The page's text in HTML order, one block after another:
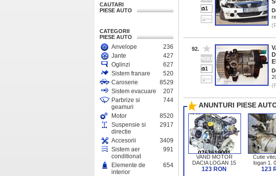
CAUTARI
PIESE AUTO
CATEGORII
PIESE AUTO
Anvelope
236
Jante
427
Oglinzi
627
Sistem franare
520
Caroserie
8529
Sistem evacuare
207
Parbrize si
geamuri
744
Motor
8520
Suspensie si
directie
2917
Accesorii
3409
Sistem aer
conditionat
991
Elemente de
interior
654
1
92.
1
ANUNTURI PIESE
VAND MOTOR
DACIA LOGAN 15
DCI E4 70CP Dacia
123 RON
Cutie
logan 1.
2018123